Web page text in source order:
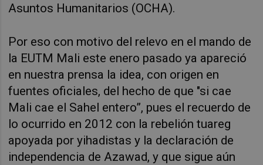
Asuntos Humanitarios (OCHA).
Por eso con motivo del relevo en el mando de
la EUTM Mali este enero pasado ya apareció
en nuestra prensa la idea, con origen en
fuentes oficiales, del hecho de que "si cae
Mali cae el Sahel entero”, pues el recuerdo de
lo ocurrido en 2012 con la rebelión tuareg
apoyada por yihadistas y la declaración de
independencia de Azawad, y que sigue aún